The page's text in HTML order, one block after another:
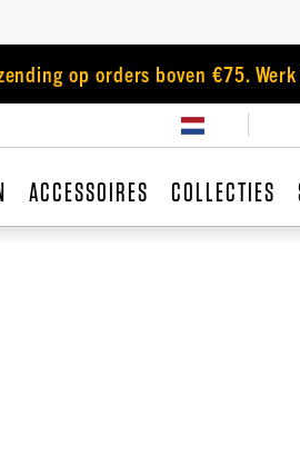
op orders boven €75.
ACCESSOIRES COLLECTIES